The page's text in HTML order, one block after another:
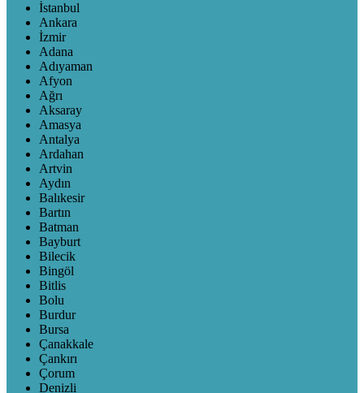
İstanbul
Ankara
İzmir
Adana
Adıyaman
Afyon
Ağrı
Aksaray
Amasya
Antalya
Ardahan
Artvin
Aydın
Balıkesir
Bartın
Batman
Bayburt
Bilecik
Bingöl
Bitlis
Bolu
Burdur
Bursa
Çanakkale
Çankırı
Çorum
Denizli